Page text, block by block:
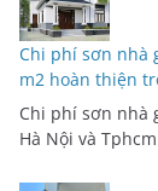
Chi phí sơn nhà
m2 hoàn thiện
Chi phí sơn nhà
Hà Nội và